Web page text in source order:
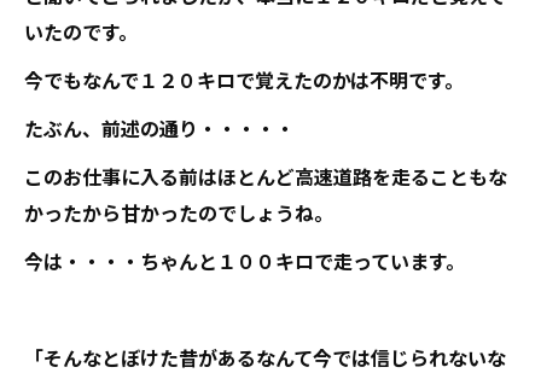
いたのです。
今でもなんで１２０キロで覚えたのかは不明です。
たぶん、前述の通り・・・・・
このお仕事に入る前はほとんど高速道路を走ることもな
かったから甘かったのでしょうね。
今は・・・・ちゃんと１００キロで走っています。
「そんなとぼけた昔があるなんて今では信じられないな